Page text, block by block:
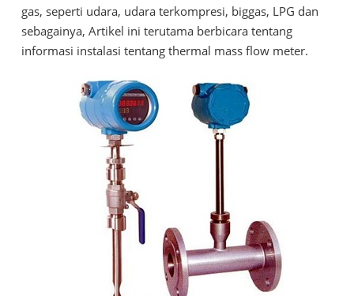
gas, seperti udara, udara terkompresi, biggas, LPG dan
sebagainya, Artikel ini terutama berbicara tentang
informasi instalasi tentang thermal mass flow meter.